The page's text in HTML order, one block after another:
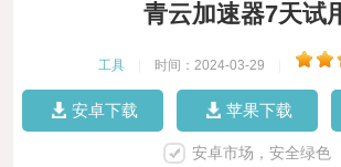
青云加速器7天试
工具 时间：2024-03-29
安卓下载 苹果下载
安卓市场，安全绿色